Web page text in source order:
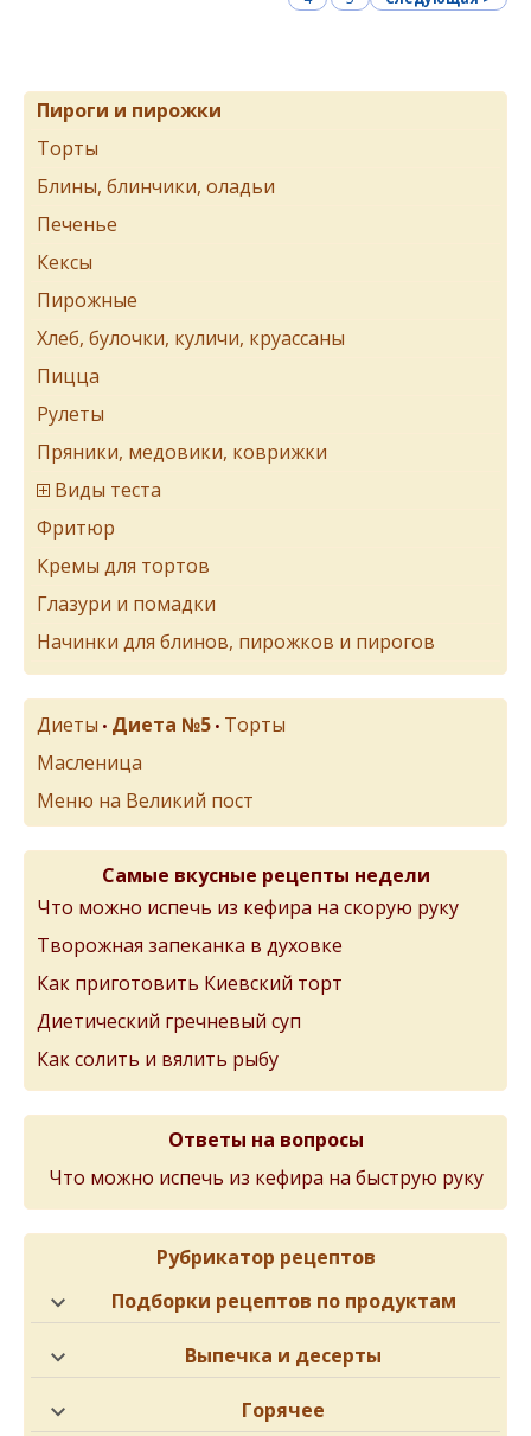
Пироги и пирожки
Торты
Блины, блинчики, оладьи
Печенье
Кексы
Пирожные
Хлеб, булочки, куличи, круассаны
Пицца
Рулеты
Пряники, медовики, коврижки
Виды теста
Фритюр
Кремы для тортов
Глазури и помадки
Начинки для блинов, пирожков и пирогов
Диеты • Диета №5 • Торты
Масленица
Меню на Великий пост
Самые вкусные рецепты недели
Что можно испечь из кефира на скорую руку
Творожная запеканка в духовке
Как приготовить Киевский торт
Диетический гречневый суп
Как солить и вялить рыбу
Ответы на вопросы
Что можно испечь из кефира на быструю руку
Рубрикатор рецептов
Подборки рецептов по продуктам
Выпечка и десерты
Горячее